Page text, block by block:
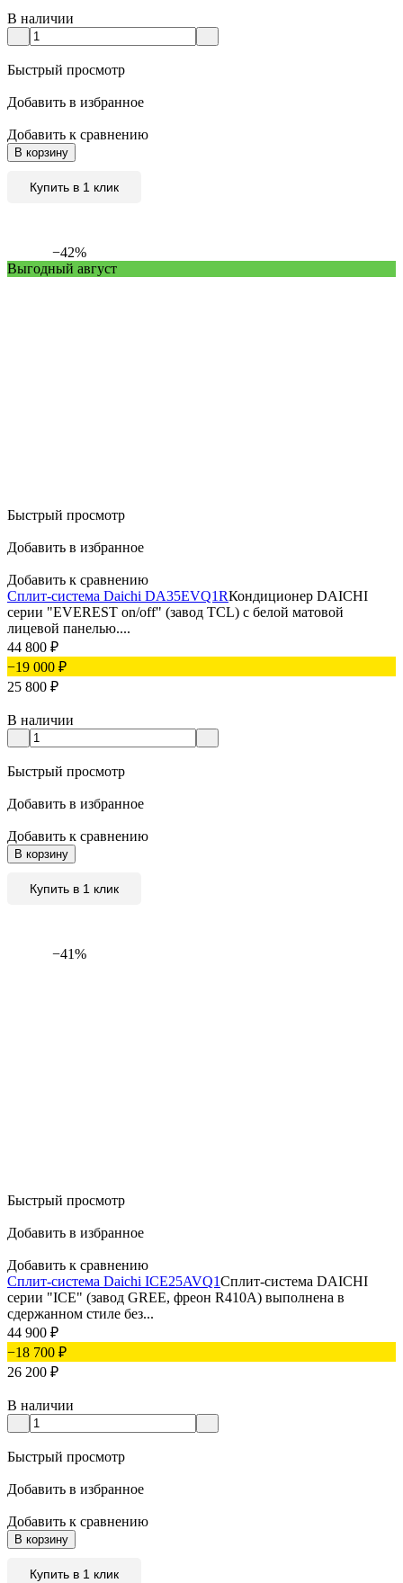
В наличии
Быстрый просмотр
Добавить в избранное
Добавить к сравнению
В корзину
Купить в 1 клик
−42%
Выгодный август
Быстрый просмотр
Добавить в избранное
Добавить к сравнению
Сплит-система Daichi DA35EVQ1RКондиционер DAICHI
серии "EVEREST on/off" (завод TCL) с белой матовой
лицевой панелью....
44 800 ₽
−19 000 ₽
25 800 ₽
В наличии
Быстрый просмотр
Добавить в избранное
Добавить к сравнению
В корзину
Купить в 1 клик
−41%
Быстрый просмотр
Добавить в избранное
Добавить к сравнению
Сплит-система Daichi ICE25AVQ1Сплит-система DAICHI
серии "ICE" (завод GREE, фреон R410A) выполнена в
сдержанном стиле без...
44 900 ₽
−18 700 ₽
26 200 ₽
В наличии
Быстрый просмотр
Добавить в избранное
Добавить к сравнению
В корзину
Купить в 1 клик